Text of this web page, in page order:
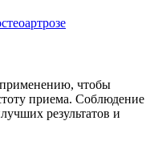
чтобы
приема. Соблюдение
результатов и